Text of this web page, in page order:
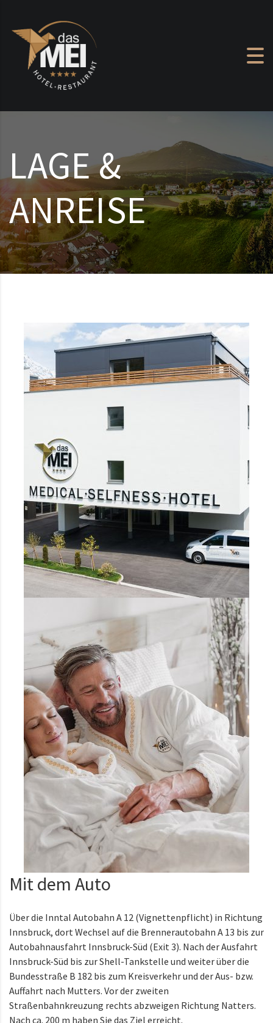
LAGE &
ANREISE
Mit dem Auto
Über die Inntal Autobahn A 12 (Vignettenpflicht) in Richtung
Innsbruck, dort Wechsel auf die Brennerautobahn A 13 bis zur
Autobahnausfahrt Innsbruck-Süd (Exit 3). Nach der Ausfahrt
Innsbruck-Süd bis zur Shell-Tankstelle und weiter über die
Bundesstraße B 182 bis zum Kreisverkehr und der Aus- bzw.
Auffahrt nach Mutters. Vor der zweiten
Straßenbahnkreuzung rechts abzweigen Richtung Natters.
Nach ca. 200 m haben Sie das Ziel erreicht.